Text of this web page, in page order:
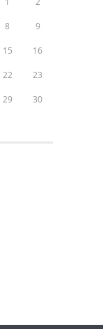
8 9
15 16
22 23
29 30